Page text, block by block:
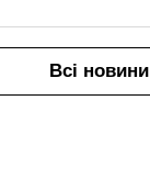
Всі новини